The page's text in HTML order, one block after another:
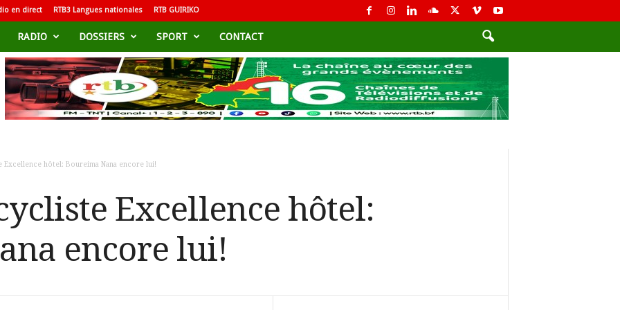
en direct RTB3 Langues nationales RTB GUIRIKO
RADIO DOSSIERS SPORT CONTACT
hôtel: Boureima Nana encore lui!
Excellence hôtel:
encore lui!